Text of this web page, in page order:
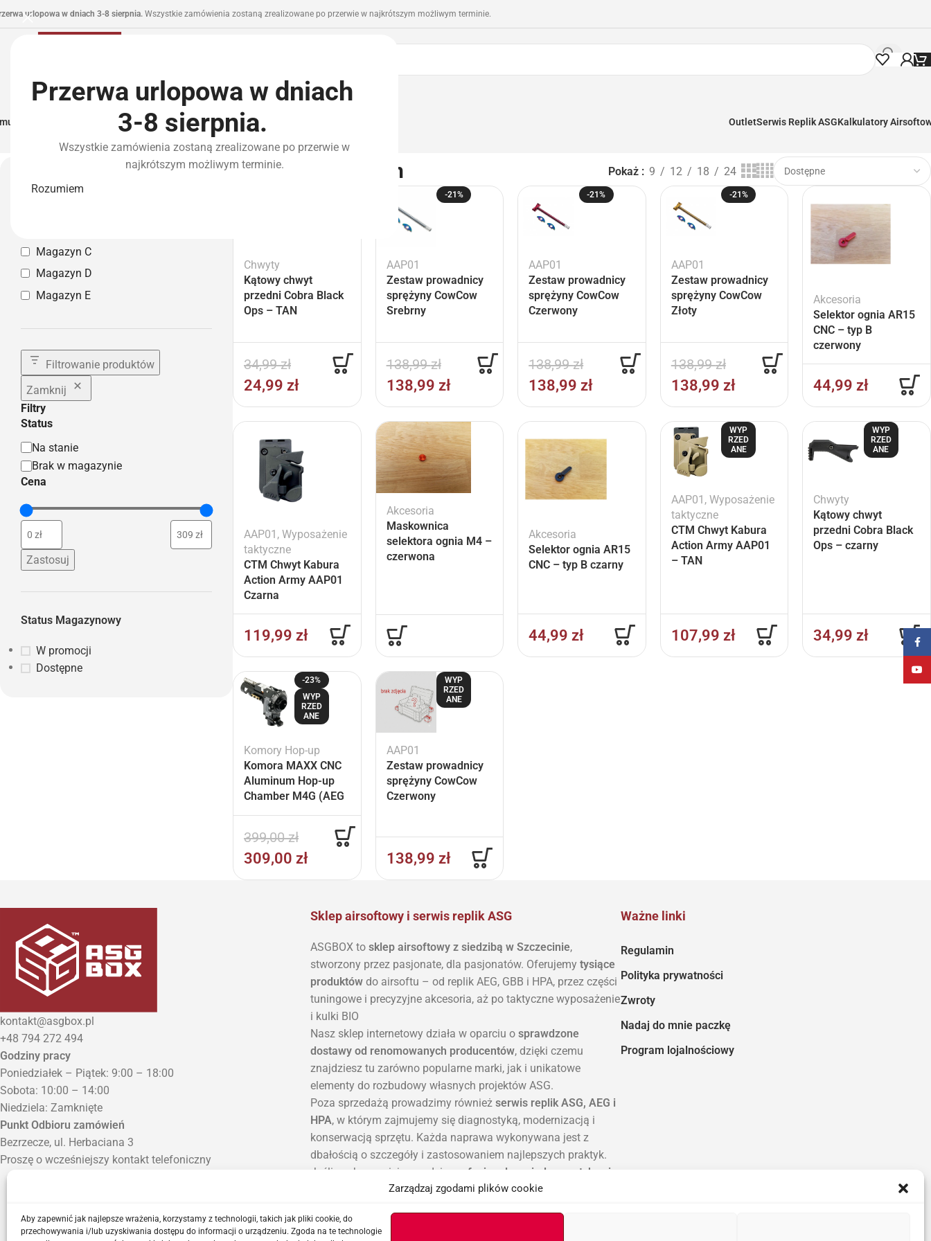
Przerwa urlopowa w dniach
3-8 sierpnia.
Wszystkie zamówienia zostaną zrealizowane po przerwie w
najkrótszym możliwym terminie.
Rozumiem
Zarządzaj zgodami plików cookie
Aby zapewnić jak najlepsze wrażenia, korzystamy z technologii, takich jak pliki cookie, do
przechowywania i/lub uzyskiwania dostępu do informacji o urządzeniu. Zgoda na te technologie
urlopowa w dniach 3-8 sierpnia. Wszystkie zamówienia zostaną zrealizowane po przerwie w najkrótszym możliwym terminie.
I Zasilanie Części I Tuning HPAWyposażenie Taktyczne OutletSerwis Replik ASGKalkulatory
Strona główna»Atrybut produktu: Color»FG - Foliage Green
Magazyn własny
Magazyn C
Magazyn D
Magazyn E
Filtrowanie produktów
Zamknij
Filtry
Status
Na stanie
Brak w magazynie
Cena
Zastosuj
Status Magazynowy
W promocji
Dostępne
FG - Foliage Green Pokaż 9 12 18 24
Chwyty
Kątowy chwyt
przedni Cobra Black
Ops – TAN
34,99zł
24,99 zł
-21%
AAP01
Zestaw prowadnicy
sprężyny CowCow
Srebrny
138,99zł
138,99 zł
-21%
AAP01
Zestaw prowadnicy
sprężyny CowCow
Czerwony
138,99zł
138,99zł
-21%
AAP01
Zestaw prowadnicy
sprężyny CowCow
Złoty
138,99zł
138,99 zł
Akcesoria
Selektor ognia AR15
CNC – typ B
czerwony
44,99zł
AAP01 , Wyposażenie
taktyczne
CTM Chwyt Kabura
Action Army AAP01
Czarna
119,99 zł
Akcesoria
Maskownica
selektora ognia M4 –
czerwona
Akcesoria
Selektor ognia AR15
CNC – typ B czarny
44,99zł
WYP
RZED
ANE
AAP01 , Wyposażenie
taktyczne
CTM Chwyt Kabura
Action Army AAP01
– TAN
107,99 zł
WYP
RZED
ANE
Chwyty
Kątowy chwyt
przedni Cobra Black
Ops – czarny
34,99zł
-23%
WYP
RZED
ANE
Komory Hop-up
Komora MAXX CNC
Aluminum Hop-up
Chamber M4G (AEG
399,00zł
309,00 zł
WYP
RZED
ANE
AAP01
Zestaw prowadnicy
sprężyny CowCow
Czerwony
138,99 zł
kontakt@asgbox.pl
+48 794 272 494
Godziny pracy
Poniedziałek – Piątek: 9:00 – 18:00
Sobota: 10:00 – 14:00
Niedziela: Zamknięte
Punkt Odbioru zamówień
Bezrzecze, ul. Herbaciana 3
Proszę o wcześniejszy kontakt telefoniczny
Sklep airsoftowy i serwis replik ASG
ASGBOX to sklep airsoftowy z siedzibą w Szczecinie,
stworzony przez pasjonate, dla pasjonatów. Oferujemy tysiące
produktów do airsoftu – od replik AEG, GBB i HPA, przez części
tuningowe i precyzyjne akcesoria, aż po taktyczne wyposażenie
i kulki BIO
Nasz sklep internetowy działa w oparciu o sprawdzone
dostawy od renomowanych producentów, dzięki czemu
znajdziesz tu zarówno popularne marki, jak i unikatowe
elementy do rozbudowy własnych projektów ASG.
Poza sprzedażą prowadzimy również serwis replik ASG, AEG i
HPA, w którym zajmujemy się diagnostyką, modernizacją i
konserwacją sprzętu. Każda naprawa wykonywana jest z
dbałością o szczegóły i zastosowaniem najlepszych praktyk.
Jeśli szukasz miejsca, gdzie
profesjonalna wiedza spotyka się
, ASGBOX to właściwy wybór.
airsoftowego w Szczecinie
Ważne linki
Regulamin
Polityka prywatności
Zwroty
Nadaj do mnie paczkę
Program lojalnościowy